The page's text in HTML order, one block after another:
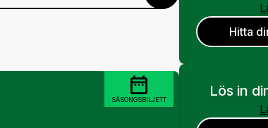
SÄSONGSBILJETT
Hitta
Lös in